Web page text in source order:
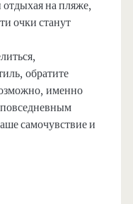
на пляже,
очки станут
обратите
именно
самочувствие и